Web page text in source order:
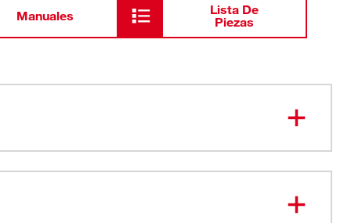
Manuales
Lista De
Piezas